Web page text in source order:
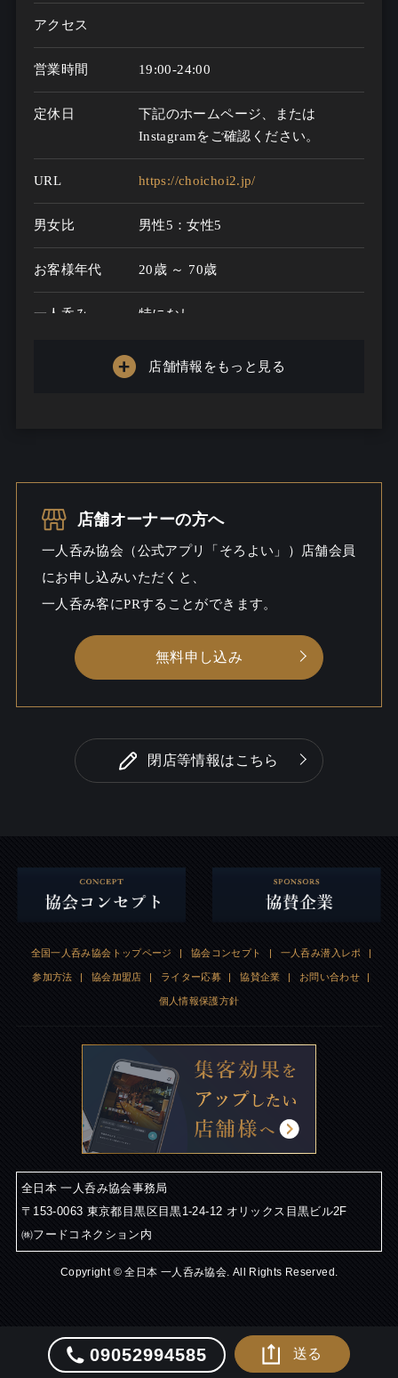
09052994585 送る
アクセス
営業時間 19:00-24:00
定休日
下記のホームページ、または
Instagramをご確認ください。
URL https://choichoi2.jp/
男女比 男性5：女性5
お客様年代 20歳 ～ 70歳
一人呑み
特になし
一人呑み
しっとり
店舗情報をもっと見る
店舗オーナーの方へ
一人呑み協会（公式アプリ「そろよい」）店舗会員
にお申し込みいただくと、
一人呑み客にPRすることができます。
無料申し込み
閉店等情報はこちら
全国一人呑み協会トップページ | 協会コンセプト | 一人呑み潜入レポ |
参加方法 | 協会加盟店 | ライター応募 | 協賛企業 | お問い合わせ |
個人情報保護方針
全日本 一人呑み協会事務局
〒153-0063 東京都目黒区目黒1-24-12 オリックス目黒ビル2F
㈱フードコネクション内
Copyright © 全日本 一人呑み協会. All Rights Reserved.